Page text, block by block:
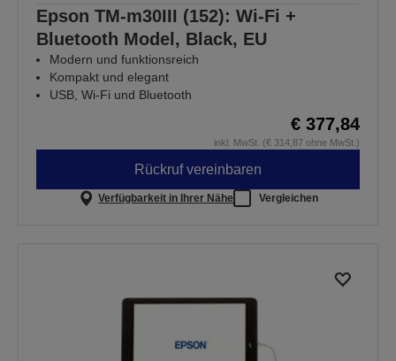
Epson TM-m30III (152): Wi-Fi +
Bluetooth Model, Black, EU
Modern und funktionsreich
Kompakt und elegant
USB, Wi-Fi und Bluetooth
€ 377,84
inkl. MwSt. (€ 314,87 ohne MwSt.)
Rückruf vereinbaren
Verfügbarkeit in Ihrer Nähe Vergleichen